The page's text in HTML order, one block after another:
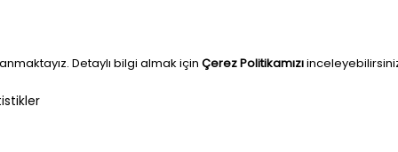
Detaylı bilgi almak için Çerez Politikamızı